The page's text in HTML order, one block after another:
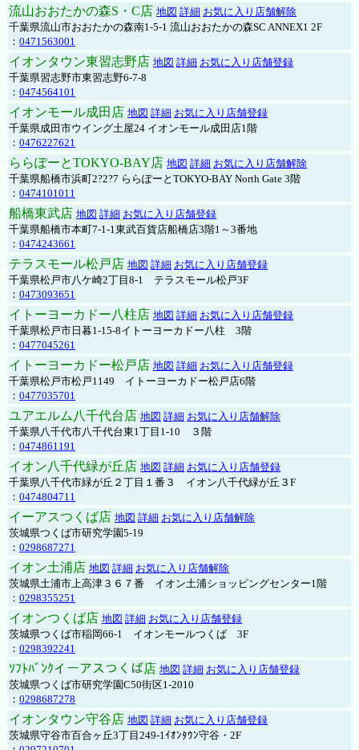
流山おおたかの森S・C店 地図 詳細 お気に入り店舗解除
千葉県流山市おおたかの森南1-5-1 流山おおたかの森SC ANNEX1 2F
： 0471563001
イオンタウン東習志野店 地図 詳細 お気に入り店舗登録
千葉県習志野市東習志野6-7-8
： 0474564101
イオンモール成田店 地図 詳細 お気に入り店舗登録
千葉県成田市ウイング土屋24 イオンモール成田店1階
： 0476227621
ららぽーとTOKYO-BAY店 地図 詳細 お気に入り店舗解除
千葉県船橋市浜町2?2?7 ららぽーとTOKYO-BAY North Gate 3階
： 0474101011
船橋東武店 地図 詳細 お気に入り店舗登録
千葉県船橋市本町7-1-1東武百貨店船橋店3階1～3番地
： 0474243661
テラスモール松戸店 地図 詳細 お気に入り店舗登録
千葉県松戸市八ケ崎2丁目8-1 テラスモール松戸3F
： 0473093651
イトーヨーカドー八柱店 地図 詳細 お気に入り店舗登録
千葉県松戸市日暮1-15-8イトーヨーカドー八柱 3階
： 0477045261
イトーヨーカドー松戸店 地図 詳細 お気に入り店舗登録
千葉県松戸市松戸1149 イトーヨーカドー松戸店6階
： 0477035701
ユアエルム八千代台店 地図 詳細 お気に入り店舗解除
千葉県八千代市八千代台東1丁目1-10 ３階
： 0474861191
イオン八千代緑が丘店 地図 詳細 お気に入り店舗登録
千葉県八千代市緑が丘２丁目１番３ イオン八千代緑が丘３F
： 0474804711
イーアスつくば店 地図 詳細 お気に入り店舗解除
茨城県つくば市研究学園5-19
： 0298687271
イオン土浦店 地図 詳細 お気に入り店舗解除
茨城県土浦市上高津３６７番 イオン土浦ショッピングセンター1階
： 0298355251
イオンつくば店 地図 詳細 お気に入り店舗登録
茨城県つくば市稲岡66-1 イオンモールつくば 3F
： 0298392241
ｿﾌﾄﾊﾞﾝｸイーアスつくば店 地図 詳細 お気に入り店舗登録
茨城県つくば市研究学園C50街区1-2010
： 0298687278
イオンタウン守谷店 地図 詳細 お気に入り店舗登録
茨城県守谷市百合ヶ丘3丁目249-1ｲｵﾝﾀｳﾝ守谷・2F